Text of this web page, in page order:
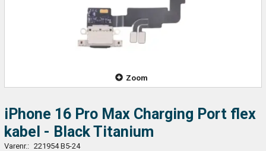
Zoom
iPhone 16 Pro Max Charging Port flex
kabel - Black Titanium
Varenr.: 221954 B5-24